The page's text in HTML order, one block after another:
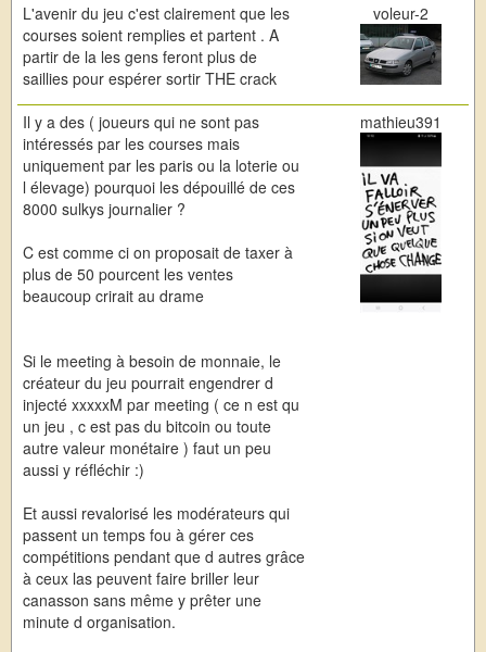
L'avenir du jeu c'est clairement que les
courses soient remplies et partent . A
partir de la les gens feront plus de
saillies pour espérer sortir THE crack
voleur-2
Il y a des ( joueurs qui ne sont pas
intéressés par les courses mais
uniquement par les paris ou la loterie ou
l élevage) pourquoi les dépouillé de ces
8000 sulkys journalier ?
C est comme ci on proposait de taxer à
plus de 50 pourcent les ventes
beaucoup crirait au drame
Si le meeting à besoin de monnaie, le
créateur du jeu pourrait engendrer d
injecté xxxxxM par meeting ( ce n est qu
un jeu , c est pas du bitcoin ou toute
autre valeur monétaire ) faut un peu
aussi y réfléchir :)
Et aussi revalorisé les modérateurs qui
passent un temps fou à gérer ces
compétitions pendant que d autres grâce
à ceux las peuvent faire briller leur
canasson sans même y prêter une
minute d organisation.
mathieu391